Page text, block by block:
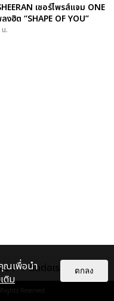
เซอร์ไพรส์แจม ONE
งฮิต “SHAPE OF YOU”
.
ณา ติดต่อเรา
Reserved.
ณเพื่อนำ
ติม
ตกลง